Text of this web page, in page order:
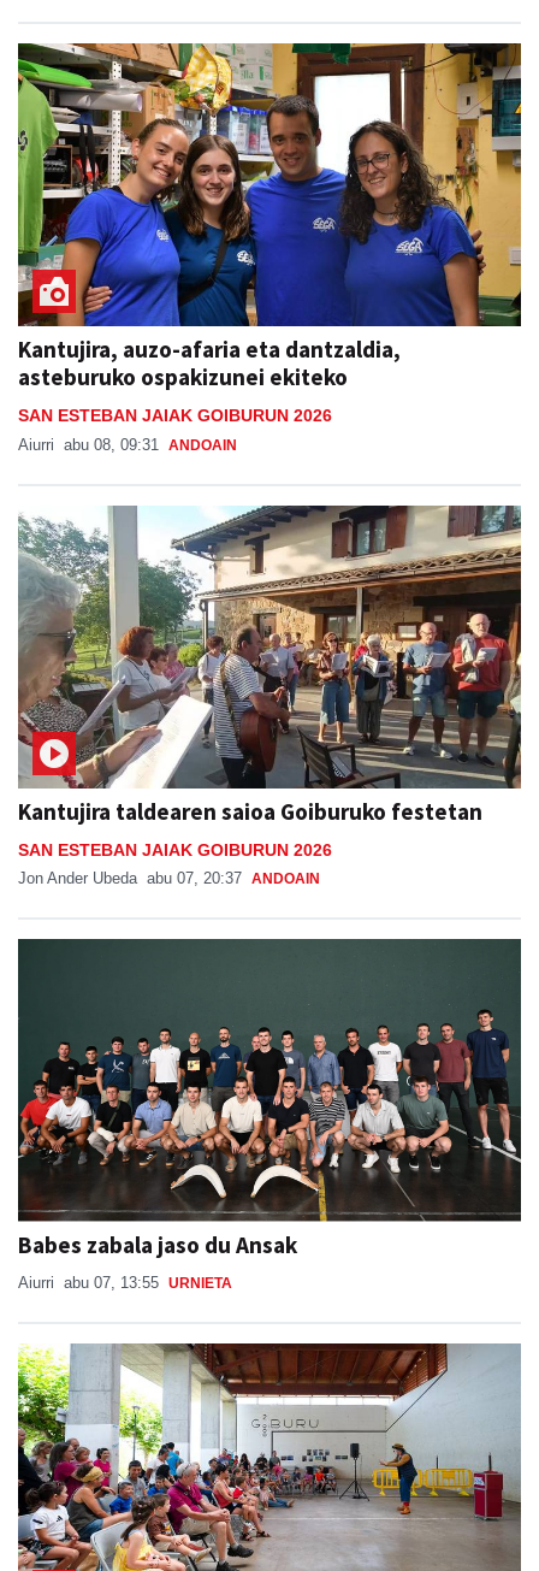
Kantujira, auzo-afaria eta dantzaldia,
asteburuko ospakizunei ekiteko
SAN ESTEBAN JAIAK GOIBURUN 2026
Aiurri abu 08, 09:31 ANDOAIN
Kantujira taldearen saioa Goiburuko festetan
SAN ESTEBAN JAIAK GOIBURUN 2026
Jon Ander Ubeda abu 07, 20:37 ANDOAIN
Babes zabala jaso du Ansak
Aiurri abu 07, 13:55 URNIETA